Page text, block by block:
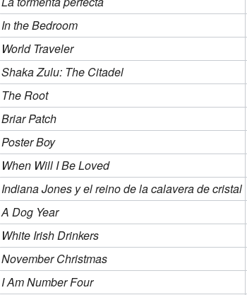
In the Bedroom
World Traveler
Shaka Zulu: The Citadel
The Root
Briar Patch
Poster Boy
When Will I Be Loved
Indiana Jones y el reino de la calavera de cristal
A Dog Year
White Irish Drinkers
November Christmas
I Am Number Four